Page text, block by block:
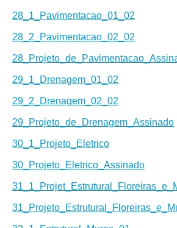
28_1_Pavimentacao_01_02
28_2_Pavimentacao_02_02
29_1_Drenagem_01_02
29_2_Drenagem_02_02
29_Projeto_de_Drenagem_Assinado
30_1_Projeto_Eletrico
30_Projeto_Eletrico_Assinado